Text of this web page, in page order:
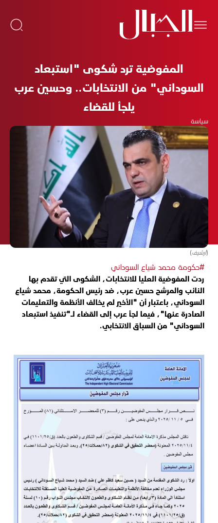
المفوضية ترد شكوى "استبعاد
السوداني" من الانتخابات.. وحسين عرب
يلجأ للقضاء
سياسة
(أرشيف)
#حكومة محمد شياع السوداني
ردت المفوضية العليا للانتخابات، الشكوى التي تقدم بها
النائب والمرشح حسين عرب، ضد رئيس الحكومة، محمد شياع
السوداني، باعتبار أن "الأخير لم يخالف الأنظمة والتعليمات
الصادرة عنها"، فيما لجأ عرب إلى القضاء لـ"تنفيذ استبعاد
السوداني" من السباق الانتخابي.